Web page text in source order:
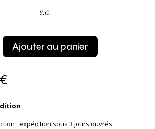
Y.C.
Ajouter au panier
€
: expédition sous 3 jours ouvrés